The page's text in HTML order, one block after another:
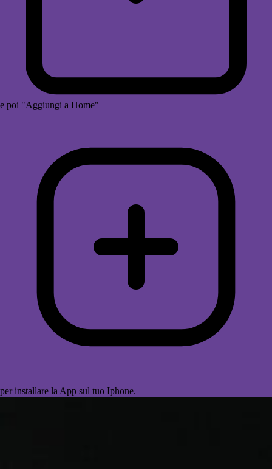
e poi "Aggiungi a Home"
per installare la App sul tuo Iphone.